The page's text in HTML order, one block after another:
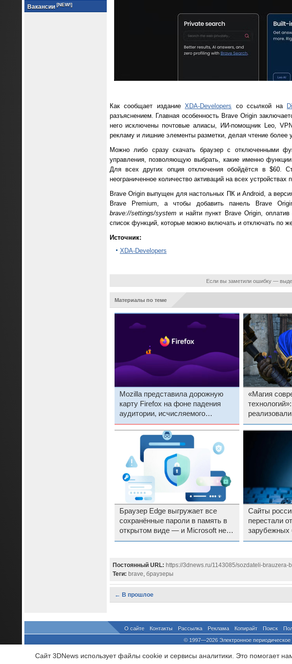
Вакансии [NEW!]
Как сообщает изданиеXDA-Developers со ссылкой на
разъяснением. Главная особенность Brave Origin
него исключены почтовые алиасы, ИИ-помощник Leo,
рекламу и лишние элементы разметки, делая чтение более
Можно либо сразу скачать браузер с отключенными
управления, позволяющую выбрать, какие именно
Для всех других опция отключения обойдётся в $60.
неограниченное количество активаций на всех устройствах
Brave Origin выпущен для настольных ПК и Android, а
Brave Premium, а чтобы добавить панель Brave
brave://settings/systemи найти пункт Brave Origin, оплатив
список функций, которые можно включать и отключать по
Источник:
XDA-Developers
Если вы заметили ошибку —
Материалы по теме
Mozilla представила дорожную
карту Firefox на фоне падения
аудитории, исчисляемого
миллионами человек в месяц
«Магия
Frozen
Браузер Edge выгружает все
сохранённые пароли в память в
открытом виде — и Microsoft не
видит в этом проблемы
Сайты
перестали
зарубежных
отзыва SSL-
Постоянный URL: https://3dnews.ru/1143085/sozdateli-
Теги: brave, браузеры
← В прошлое
О сайте Контакты Рассылка Реклама Копирайт Поиск
© 1997—2026 Электронное
При цитировании документа ссылка на сайт с
Сайт 3DNews использует файлы cookie и сервисы аналитики. Это помогает